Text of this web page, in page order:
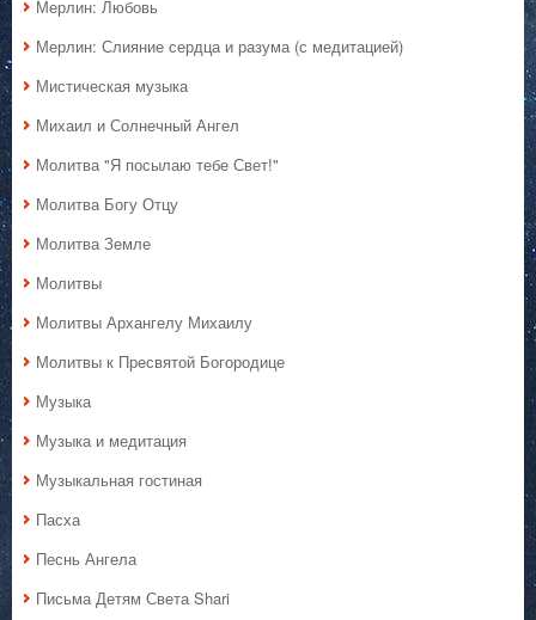
Мерлин: Любовь
Мерлин: Слияние сердца и разума (с медитацией)
Мистическая музыка
Михаил и Солнечный Ангел
Молитва "Я посылаю тебе Свет!"
Молитва Богу Отцу
Молитва Земле
Молитвы
Молитвы Архангелу Михаилу
Молитвы к Пресвятой Богородице
Музыка
Музыка и медитация
Музыкальная гостиная
Пасха
Песнь Ангела
Письма Детям Света Shari